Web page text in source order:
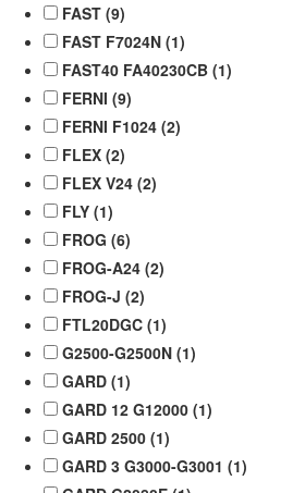
FAST (9)
FAST F7024N (1)
FAST40 FA40230CB (1)
FERNI (9)
FERNI F1024 (2)
FLEX (2)
FLEX V24 (2)
FLY (1)
FROG (6)
FROG-A24 (2)
FROG-J (2)
FTL20DGC (1)
G2500-G2500N (1)
GARD (1)
GARD 12 G12000 (1)
GARD 2500 (1)
GARD 3 G3000-G3001 (1)